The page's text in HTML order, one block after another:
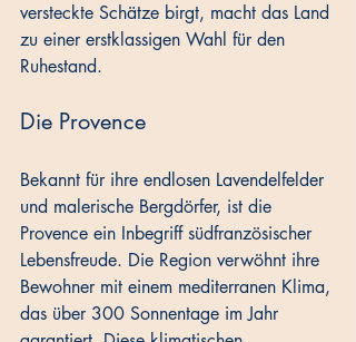
versteckte Schätze birgt, macht das Land
zu einer erstklassigen Wahl für den
Ruhestand.
Die Provence
Bekannt für ihre endlosen Lavendelfelder
und malerische Bergdörfer, ist die
Provence ein Inbegriff südfranzösischer
Lebensfreude. Die Region verwöhnt ihre
Bewohner mit einem mediterranen Klima,
das über 300 Sonnentage im Jahr